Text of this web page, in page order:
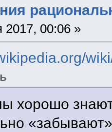
00:06 »
хорошо